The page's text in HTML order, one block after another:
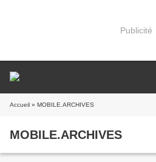
Publicité
Accueil » MOBILE.ARCHIVES
MOBILE.ARCHIVES